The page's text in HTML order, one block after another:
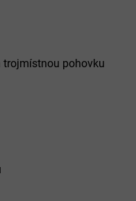
trojmístnou pohovku